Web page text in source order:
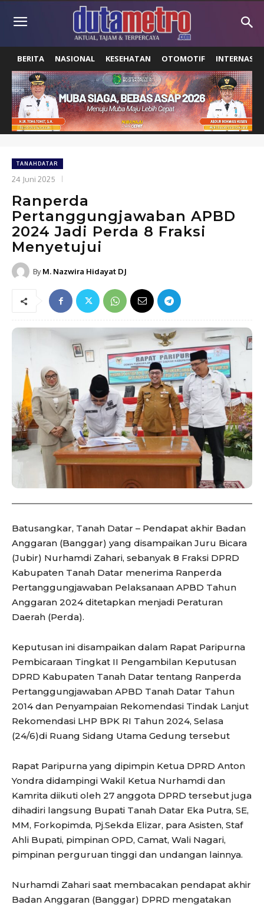
BERITA NASIONAL KESEHATAN OTOMOTIF
TANAHDATAR
24 Juni 2025
Ranperda
Pertanggungjawaban APBD
2024 Jadi Perda 8 Fraksi
Menyetujui
By M. Nazwira Hidayat DJ
Batusangkar, Tanah Datar – Pendapat akhir Badan
Anggaran (Banggar) yang disampaikan Juru Bicara
(Jubir) Nurhamdi Zahari, sebanyak 8 Fraksi DPRD
Kabupaten Tanah Datar menerima Ranperda
Pertanggungjawaban Pelaksanaan APBD Tahun
Anggaran 2024 ditetapkan menjadi Peraturan
Daerah (Perda).
Keputusan ini disampaikan dalam Rapat Paripurna
Pembicaraan Tingkat II Pengambilan Keputusan
DPRD Kabupaten Tanah Datar tentang Ranperda
Pertanggungjawaban APBD Tanah Datar Tahun
2014 dan Penyampaian Rekomendasi Tindak Lanjut
Rekomendasi LHP BPK RI Tahun 2024, Selasa
(24/6)di Ruang Sidang Utama Gedung tersebut
Rapat Paripurna yang dipimpin Ketua DPRD Anton
Yondra didampingi Wakil Ketua Nurhamdi dan
Kamrita diikuti oleh 27 anggota DPRD tersebut juga
dihadiri langsung Bupati Tanah Datar Eka Putra, SE,
MM, Forkopimda, Pj.Sekda Elizar, para Asisten, Staf
Ahli Bupati, pimpinan OPD, Camat, Wali Nagari,
pimpinan perguruan tinggi dan undangan lainnya.
Nurhamdi Zahari saat membacakan pendapat akhir
Badan Anggaran (Banggar) DPRD mengatakan